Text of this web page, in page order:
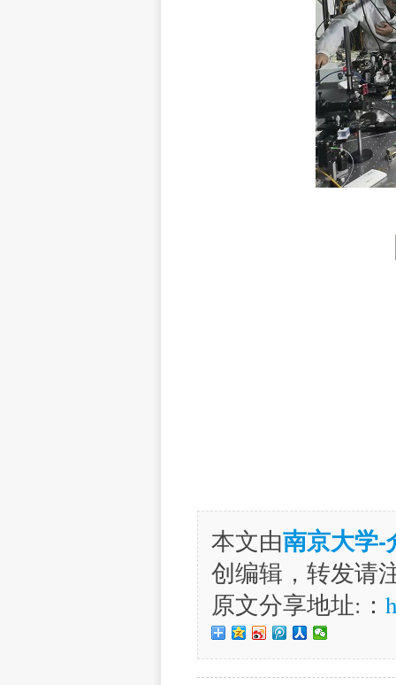
本文由南京大学-
创编辑，转发请
原文分享地址:：